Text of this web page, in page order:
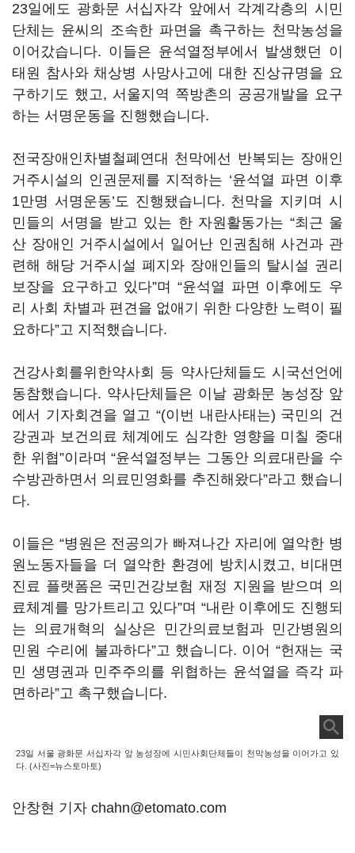
23일에도 광화문 서십자각 앞에서 각계각층의 시민
단체는 윤씨의 조속한 파면을 촉구하는 천막농성을
이어갔습니다. 이들은 윤석열정부에서 발생했던 이
태원 참사와 채상병 사망사고에 대한 진상규명을 요
구하기도 했고, 서울지역 쪽방촌의 공공개발을 요구
하는 서명운동을 진행했습니다.
전국장애인차별철폐연대 천막에선 반복되는 장애인
거주시설의 인권문제를 지적하는 ‘윤석열 파면 이후
1만명 서명운동’도 진행됐습니다. 천막을 지키며 시
민들의 서명을 받고 있는 한 자원활동가는 “최근 울
산 장애인 거주시설에서 일어난 인권침해 사건과 관
련해 해당 거주시설 폐지와 장애인들의 탈시설 권리
보장을 요구하고 있다”며 “윤석열 파면 이후에도 우
리 사회 차별과 편견을 없애기 위한 다양한 노력이 필
요하다”고 지적했습니다.
건강사회를위한약사회 등 약사단체들도 시국선언에
동참했습니다. 약사단체들은 이날 광화문 농성장 앞
에서 기자회견을 열고 “(이번 내란사태는) 국민의 건
강권과 보건의료 체계에도 심각한 영향을 미칠 중대
한 위협”이라며 “윤석열정부는 그동안 의료대란을 수
수방관하면서 의료민영화를 추진해왔다”라고 했습니
다.
이들은 “병원은 전공의가 빠져나간 자리에 열악한 병
원노동자들을 더 열악한 환경에 방치시켰고, 비대면
진료 플랫폼은 국민건강보험 재정 지원을 받으며 의
료체계를 망가트리고 있다”며 “내란 이후에도 진행되
는 의료개혁의 실상은 민간의료보험과 민간병원의
민원 수리에 불과하다”고 했습니다. 이어 “헌재는 국
민 생명권과 민주주의를 위협하는 윤석열을 즉각 파
면하라”고 촉구했습니다.
23일 서울 광화문 서십자각 앞 농성장에 시민사회단체들이 천막농성을 이어가고 있
다. (사진=뉴스토마토)
안창현 기자 chahn@etomato.com